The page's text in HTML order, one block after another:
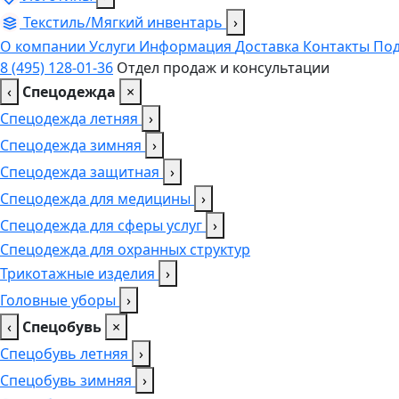
Текстиль/Мягкий инвентарь ›
О компании Услуги Информация Доставка Контакты
8 (495) 128-01-36 Отдел продаж и консультации
‹ Спецодежда
×
Спецодежда летняя ›
Спецодежда зимняя ›
Спецодежда защитная ›
Спецодежда для медицины ›
Спецодежда для сферы услуг ›
Спецодежда для охранных структур
Трикотажные изделия ›
Головные уборы ›
‹ Спецобувь ×
Спецобувь летняя ›
Спецобувь зимняя ›